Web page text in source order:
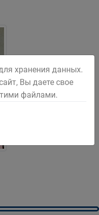
хранения данных.
Вы даете свое
файлами.